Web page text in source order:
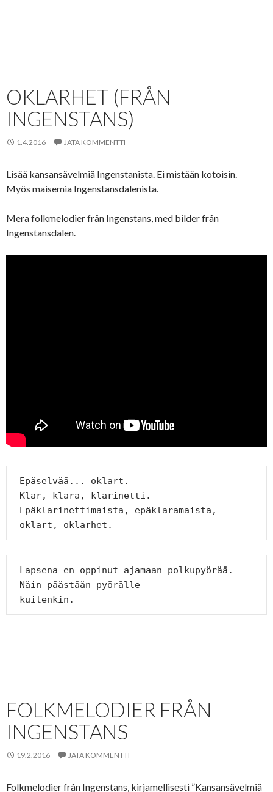
OKLARHET (FRÅN
INGENSTANS)
1.4.2016 JÄTÄ KOMMENTTI
Lisää kansansävelmiä Ingenstanista. Ei mistään kotoisin.
Myös maisemia Ingenstansdalenista.
Mera folkmelodier från Ingenstans, med bilder från
Ingenstansdalen.
oklart, oklarhet.
kuitenkin.
FOLKMELODIER FRÅN
INGENSTANS
19.2.2016 JÄTÄ KOMMENTTI
Folkmelodier från Ingenstans, kirjamellisesti ”Kansansävelmiä